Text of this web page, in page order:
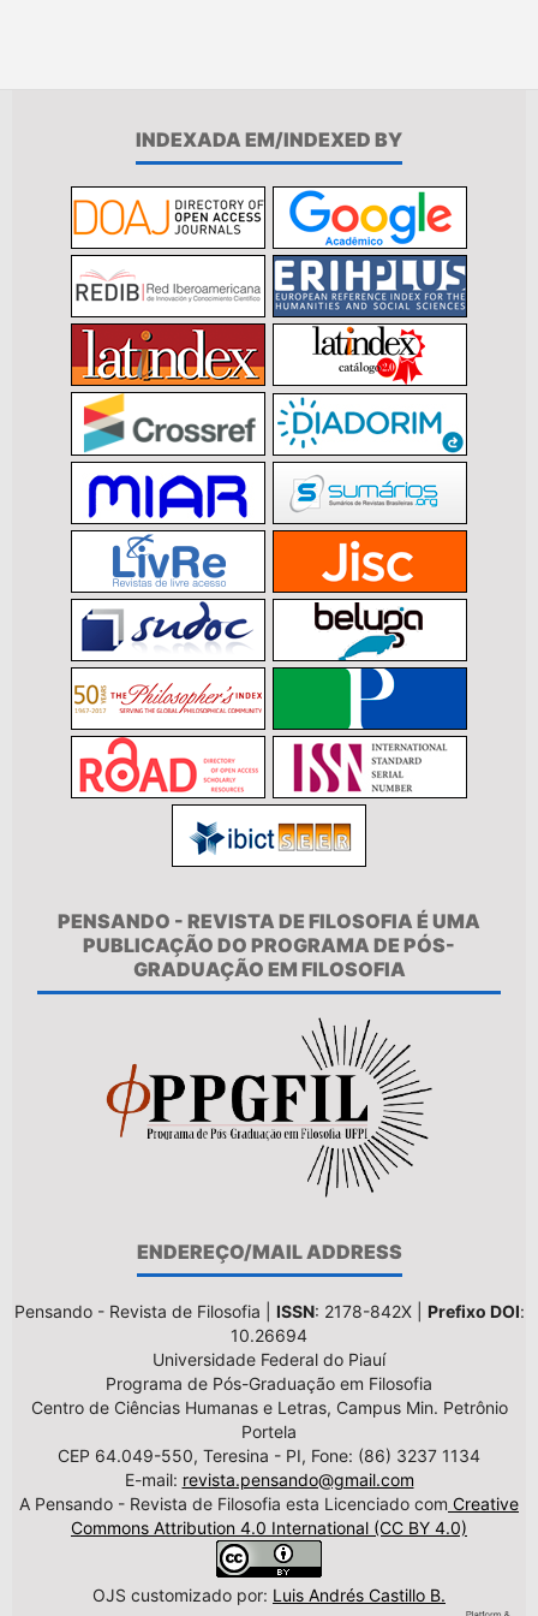
INDEXADA EM/INDEXED BY
PENSANDO - REVISTA DE FILOSOFIA É UMA
PUBLICAÇÃO DO PROGRAMA DE PÓS-
GRADUAÇÃO EM FILOSOFIA
ENDEREÇO/MAIL ADDRESS
Pensando - Revista de Filosofia | ISSN: 2178-842X | Prefixo DOI:
10.26694
Universidade Federal do Piauí
Programa de Pós-Graduação em Filosofia
Centro de Ciências Humanas e Letras, Campus Min. Petrônio
Portela
CEP 64.049-550, Teresina - PI, Fone: (86) 3237 1134
E-mail: revista.pensando@gmail.com
A Pensando - Revista de Filosofia esta Licenciado com Creative
Commons Attribution 4.0 International (CC BY 4.0)
OJS customizado por: Luis Andrés Castillo B.